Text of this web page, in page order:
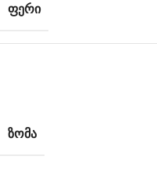
ᲤᲔᲠᲘ
ᲖᲝᲛᲐ